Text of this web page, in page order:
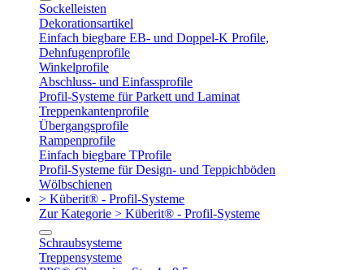
Sockelleisten
Dekorationsartikel
Einfach biegbare EB- und Doppel-K Profile,
Dehnfugenprofile
Winkelprofile
Abschluss- und Einfassprofile
Profil-Systeme für Parkett und Laminat
Treppenkantenprofile
Übergangsprofile
Rampenprofile
Einfach biegbare TProfile
Profil-Systeme für Design- und Teppichböden
Wölbschienen
> Küberit® - Profil-Systeme
Zur Kategorie > Küberit® - Profil-Systeme
Schraubsysteme
Treppensysteme